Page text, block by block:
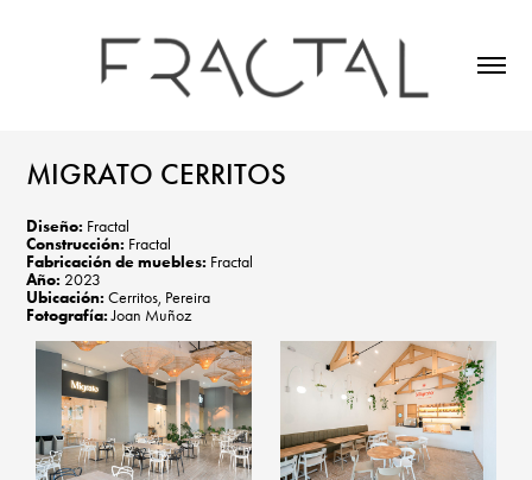
MIGRATO CERRITOS
Diseño: Fractal
Construcción: Fractal
Fabricación de muebles: Fractal
Año: 2023
Ubicación:Cerritos, Pereira
Fotografía:Joan Muñoz